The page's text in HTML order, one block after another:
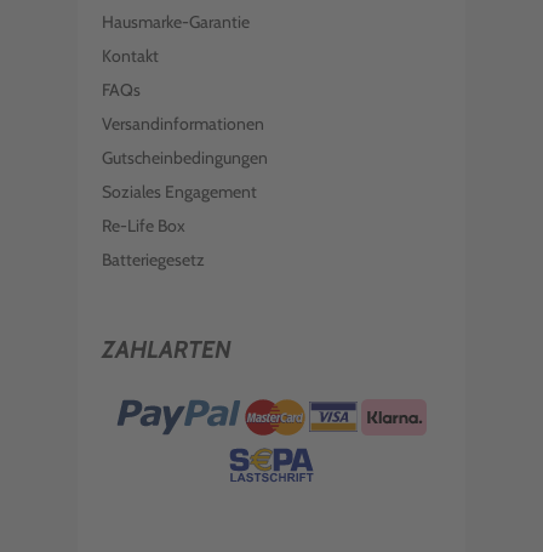
Hausmarke-Garantie
Kontakt
FAQs
Versandinformationen
Gutscheinbedingungen
Soziales Engagement
Re-Life Box
Batteriegesetz
ZAHLARTEN